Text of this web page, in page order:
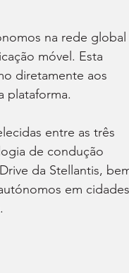
na rede global
móvel. Esta
diretamente aos
plataforma.
entre as três
de condução
da Stellantis,
em cidades